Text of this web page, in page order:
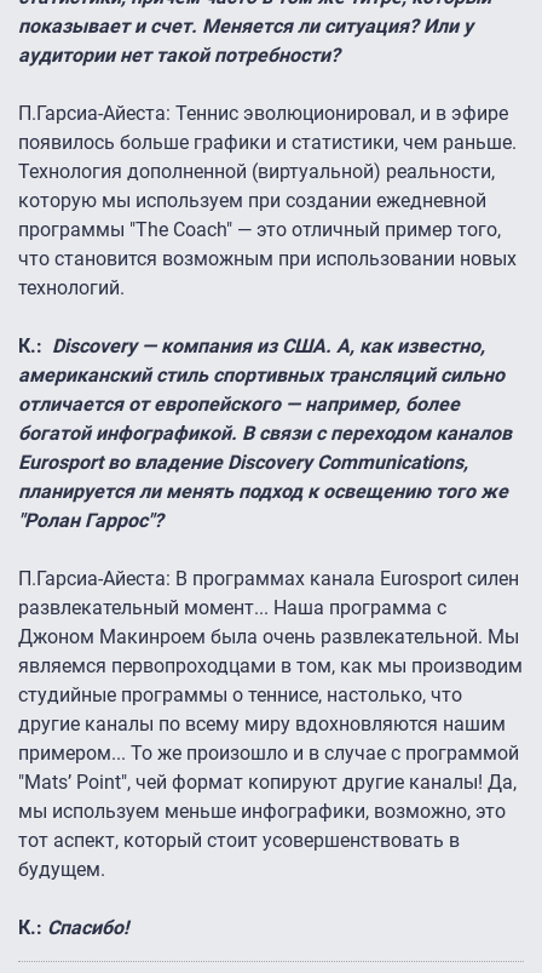
показывает и счет. Меняется ли ситуация? Или у
аудитории нет такой потребности?
П.Гарсиа-Айеста: Теннис эволюционировал, и в эфире
появилось больше графики и статистики, чем раньше.
Технология дополненной (виртуальной) реальности,
которую мы используем при создании ежедневной
программы "The Coach" — это отличный пример того,
что становится возможным при использовании новых
технологий.
К.: Discovery — компания из США. А, как известно,
американский стиль спортивных трансляций сильно
отличается от европейского — например, более
богатой инфографикой. В связи с переходом каналов
Eurosport во владение Discovery Communications,
планируется ли менять подход к освещению того же
"Ролан Гаррос"?
П.Гарсиа-Айеста: В программах канала Eurosport силен
развлекательный момент... Наша программа с
Джоном Макинроем была очень развлекательной. Мы
являемся первопроходцами в том, как мы производим
студийные программы о теннисе, настолько, что
другие каналы по всему миру вдохновляются нашим
примером... То же произошло и в случае с программой
"Mats’ Point", чей формат копируют другие каналы! Да,
мы используем меньше инфографики, возможно, это
тот аспект, который стоит усовершенствовать в
будущем.
К.: Спасибо!